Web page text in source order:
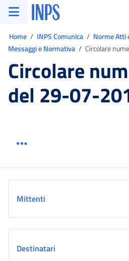
Vai al menu principale
Vai al contenuto principale
Vai al pie' di pagina
INPS ()
Home INPS Comunica Norme Atti
Messaggi e Normativa
Circolare
Circolare
del 29-07-
Mittenti
Destinatari